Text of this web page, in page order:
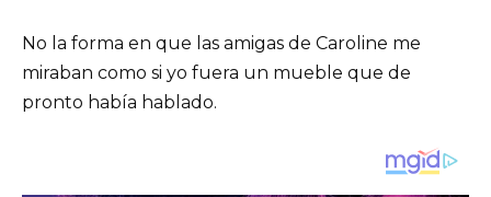
No la forma en que las amigas de Caroline me
miraban como si yo fuera un mueble que de
pronto había hablado.